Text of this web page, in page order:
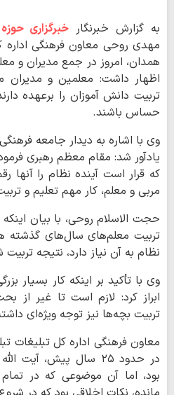
به گزارش خبرنگار خبرگزاری حوزه
مهدی روحی معاون فرهنگی اداره
همدان، امروز در جمع مدیران و
اظهار داشت: معلمین و
تربیت دانش آموزان را برعهده
حساس باشند.
وی با اشاره به دیدار جامعه
یادآور شد: مقام معظم رهبری
که قرار است آینده‌ نظام را آنها
مربی و معلم، کار مهم تعلیم و
حجت الاسلام روحی، با بیان
تربیت معلم‌های سال‌های گذشته
نظام به آن نیاز دارد، نتیجه‌
وی با تأکید بر اینکه کار بسیار
ابراز کرد: لازم است تا غیر از
تربیت بچه‌ها نیز توجه ویژه‌ای
معاون فرهنگی اداره کل تبلیغات
در حدود ۲۵ سال پیش،
بود، اما آن موضوعی که در